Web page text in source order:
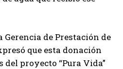
Gerencia de Prestación de
que esta donación
proyecto “Pura Vida”